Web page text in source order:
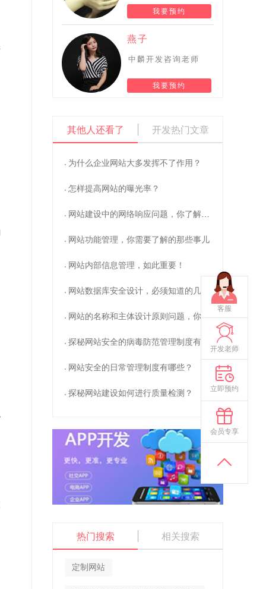
我要预约
燕子
中麟开发咨询老师
我要预约
操作数据库失败Column 'id' in order clause
is ambiguous
sql:select * from y_dstd c left join
c.catid=51 order by id desc limit 0,2
Warning : mysql_fetch_assoc() expects
/www/wwwroot/www.cdzlkjgs.com/system/libs/
Warning : mysql_free_result() expects
/www/wwwroot/www.cdzlkjgs.com/system/libs/
on line77
其他人还看了 开发热门文章
为什么企业网站大多发挥不了作用？
怎样提高网站的曝光率？
网站建设中的网络响应问题，你了解吗？
网站功能管理，你需要了解的那些事儿
网站内部信息管理，如此重要！
网站数据库安全设计，必须知道的几点
网站的名称和主体设计原则问题，你需要了解的？
探秘网站安全的病毒防范管理制度有哪些？
网站安全的日常管理制度有哪些？
探秘网站建设如何进行质量检测？
热门搜索 相关搜索
定制网站
客服
开发老师
立即预约
会员专享